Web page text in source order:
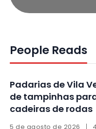
People Reads
Padarias de Vila
de tampinhas
cadeiras de rodas
5 de agosto de 2026